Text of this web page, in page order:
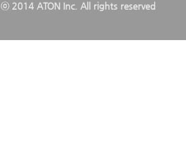
ⓒ 2014 ATON Inc. All rights reserved